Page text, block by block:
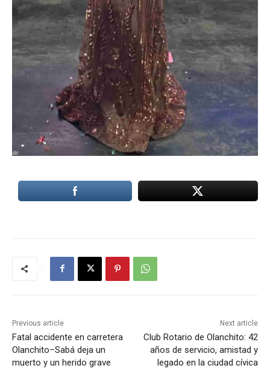
Previous article
Fatal accidente en carretera
Olanchito–Sabá deja un
muerto y un herido grave
Next article
Club Rotario de Olanchito: 42
años de servicio, amistad y
legado en la ciudad cívica